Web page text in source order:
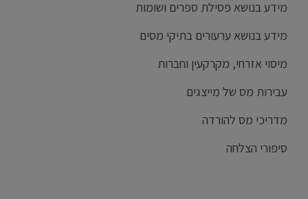
מידע בנושא פסילת ספרים ושומות
מידע בנושא ערעורים בתיקי מסים
מיסוי אזרחי, מקרקעין וחברות
עבירות מס של מייצגים
מדריכי מס להורדה
סיפורי הצלחה